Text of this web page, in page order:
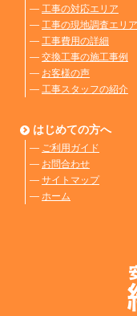
― 工事の対応エリア
― 工事の現地調査エリア
― 工事費用の詳細
― 交換工事の施工事例
― お客様の声
― 工事スタッフの紹介
はじめての方へ
― ご利用ガイド
― お問合わせ
― サイトマップ
― ホーム